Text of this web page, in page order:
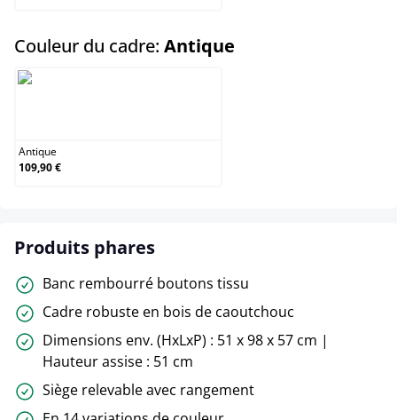
Couleur du cadre: Antique
Antique
109,90 €
Produits phares
Banc rembourré boutons tissu
Cadre robuste en bois de caoutchouc
Dimensions env. (HxLxP) : 51 x 98 x 57 cm |
Hauteur assise : 51 cm
Siège relevable avec rangement